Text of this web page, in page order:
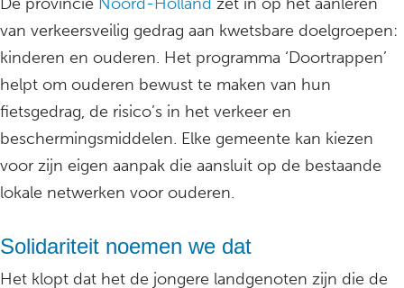
van verkeersveilig gedrag aan kwetsbare doelgroepen:
kinderen en ouderen. Het programma ‘Doortrappen’
helpt om ouderen bewust te maken van hun
fietsgedrag, de risico’s in het verkeer en
beschermingsmiddelen. Elke gemeente kan kiezen
voor zijn eigen aanpak die aansluit op de bestaande
lokale netwerken voor ouderen.
Solidariteit noemen we dat
Het klopt dat het de jongere landgenoten zijn die de